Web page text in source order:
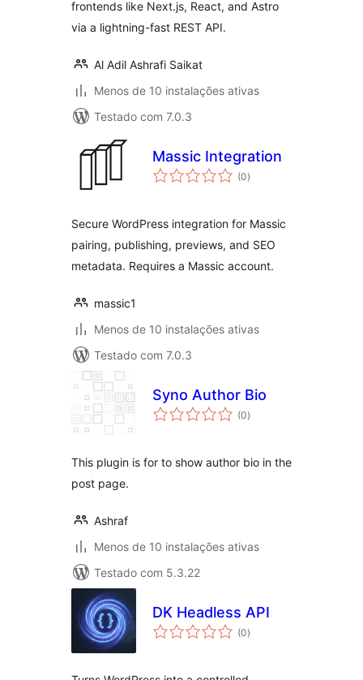
frontends like Next.js, React, and Astro
via a lightning-fast REST API.
Al Adil Ashrafi Saikat
Menos de 10 instalações ativas
Testado com 7.0.3
Massic Integration
(0avaliações
totais
)
Secure WordPress integration for Massic
pairing, publishing, previews, and SEO
metadata. Requires a Massic account.
massic1
Menos de 10 instalações ativas
Testado com 7.0.3
Syno Author Bio
(0avaliações
totais
)
This plugin is for to show author bio in the
post page.
Ashraf
Menos de 10 instalações ativas
Testado com 5.3.22
DK Headless API
(0avaliações
totais
)